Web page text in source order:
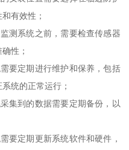
有效性；
测系统之前，需要检查传感器
性；
要定期进行维护和保养，包括
统的正常运行；
集到的数据需要定期备份，以
要定期更新系统软件和硬件，